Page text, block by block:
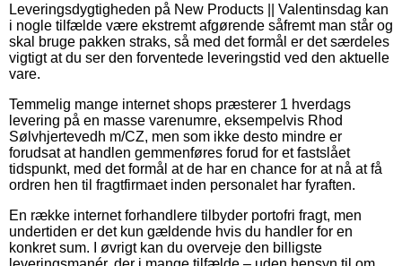
Leveringsdygtigheden på New Products || Valentinsdag kan
i nogle tilfælde være ekstremt afgørende såfremt man står og
skal bruge pakken straks, så med det formål er det særdeles
vigtigt at du ser den forventede leveringstid ved den aktuelle
vare.
Temmelig mange internet shops præsterer 1 hverdags
levering på en masse varenumre, eksempelvis Rhod
Sølvhjertevedh m/CZ, men som ikke desto mindre er
forudsat at handlen gemmenføres forud for et fastslået
tidspunkt, med det formål at de har en chance for at nå at få
ordren hen til fragtfirmaet inden personalet har fyraften.
En række internet forhandlere tilbyder portofri fragt, men
undertiden er det kun gældende hvis du handler for en
konkret sum. I øvrigt kan du overveje den billigste